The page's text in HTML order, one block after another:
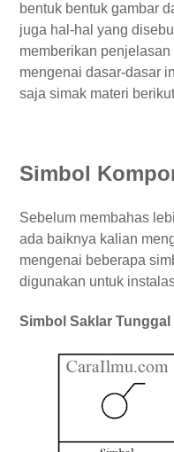
bentuk bentuk gambar
juga hal-hal yang
memberikan
mengenai dasar-dasar
saja simak materi
Simbol
Sebelum membahas
ada baiknya kalian
mengenai beberapa
digunakan untuk
Simbol Saklar Tunggal